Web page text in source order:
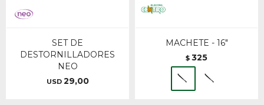
SET DE
DESTORNILLADORES
NEO
USD 29,00
MACHETE - 16"
$ 325